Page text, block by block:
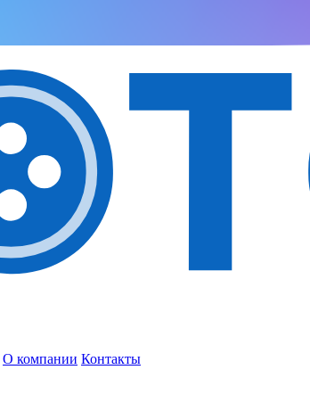
О компании Контакты